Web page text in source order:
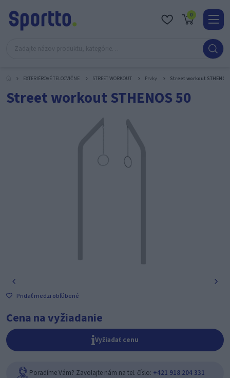
0
O
EXTERIÉROVÉ TELOCVIČNE STREET WORKOUT Prvky Street workout STHENOS
Street workout STHENOS 50
Pridať medzi obľúbené
Cena na vyžiadanie
Vyžiadať cenu
Poradíme Vám? Zavolajte nám na tel. číslo: +421 918 204 331